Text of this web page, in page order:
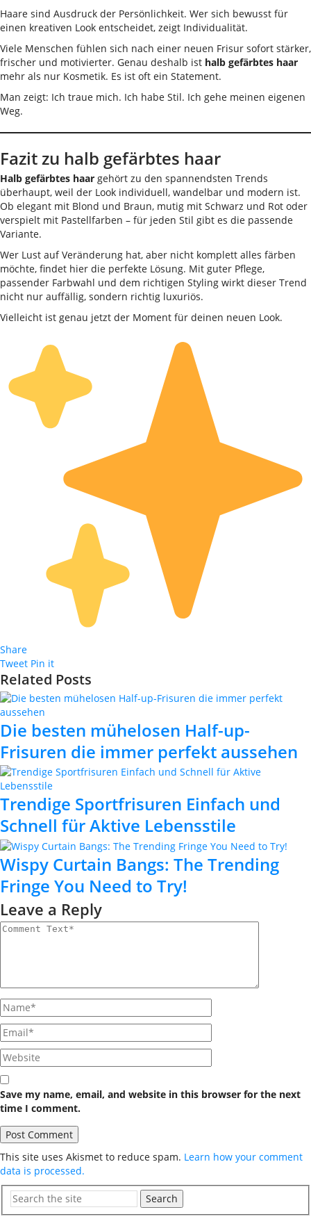
Haare sind Ausdruck der Persönlichkeit. Wer sich bewusst für
einen kreativen Look entscheidet, zeigt Individualität.
Viele Menschen fühlen sich nach einer neuen Frisur sofort stärker,
frischer und motivierter. Genau deshalb ist halb gefärbtes haar
mehr als nur Kosmetik. Es ist oft ein Statement.
Man zeigt: Ich traue mich. Ich habe Stil. Ich gehe meinen eigenen
Weg.
Fazit zu halb gefärbtes haar
Halb gefärbtes haar gehört zu den spannendsten Trends
überhaupt, weil der Look individuell, wandelbar und modern ist.
Ob elegant mit Blond und Braun, mutig mit Schwarz und Rot oder
verspielt mit Pastellfarben – für jeden Stil gibt es die passende
Variante.
Wer Lust auf Veränderung hat, aber nicht komplett alles färben
möchte, findet hier die perfekte Lösung. Mit guter Pflege,
passender Farbwahl und dem richtigen Styling wirkt dieser Trend
nicht nur auffällig, sondern richtig luxuriös.
Vielleicht ist genau jetzt der Moment für deinen neuen Look.
Share
Tweet Pin it
Related Posts
Die besten mühelosen Half-up-
Frisuren die immer perfekt aussehen
Trendige Sportfrisuren Einfach und
Schnell für Aktive Lebensstile
Wispy Curtain Bangs: The Trending
Fringe You Need to Try!
Leave a Reply
Save my name, email, and website in this browser for the next
time I comment.
This site uses Akismet to reduce spam. Learn how your comment
data is processed.
Search